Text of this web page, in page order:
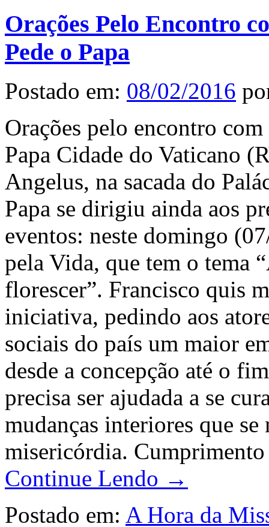
Orações Pelo Encontro
Pede o Papa
Postado em: 08/02/2016
Orações pelo encontro
Papa Cidade do Vaticano
Angelus, na sacada do
Papa se dirigiu ainda aos
eventos: neste domingo
pela Vida, que tem o tema
florescer”. Francisco quis
iniciativa, pedindo aos
sociais do país um maior
desde a concepção até o
precisa ser ajudada a se
mudanças interiores que
misericórdia. Cumprimento
Continue Lendo →
Postado em: A Hora da